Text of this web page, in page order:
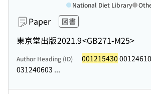
Paper 図書
東京堂出版2021.9<GB271-M25>
National Diet Library
Author Heading (ID) 001215430
031240603 ...